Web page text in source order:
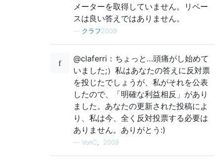
メーターを取得していません。リベー
スは良い答えではありません。
クラフ2009
@claferri：ちょっと…頭痛がし始めて
いました;）私はあなたの答えに反対票
を投じたでしょうが、私がそれを公表
したので、「明確な利益相反」があり
ました。あなたの更新された投稿によ
り、私は今、全く反対投票する必要は
ありません。ありがとう:)
— VonC、2009